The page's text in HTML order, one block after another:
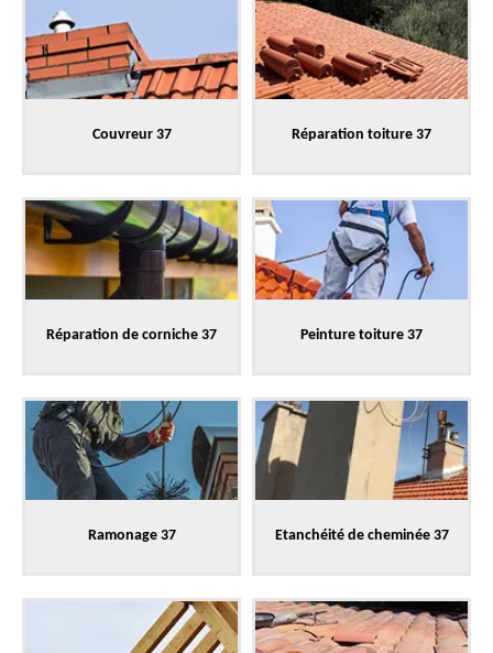
Couvreur 37 Réparation toiture 37
Réparation de corniche 37 Peinture toiture 37
Ramonage 37 Etanchéité de cheminée 37